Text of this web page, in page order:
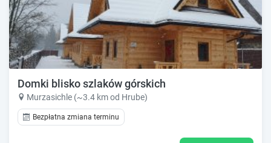
Domki blisko szlaków górskich
Murzasichle (~3.4 km od Hrube)
Bezpłatna zmiana terminu